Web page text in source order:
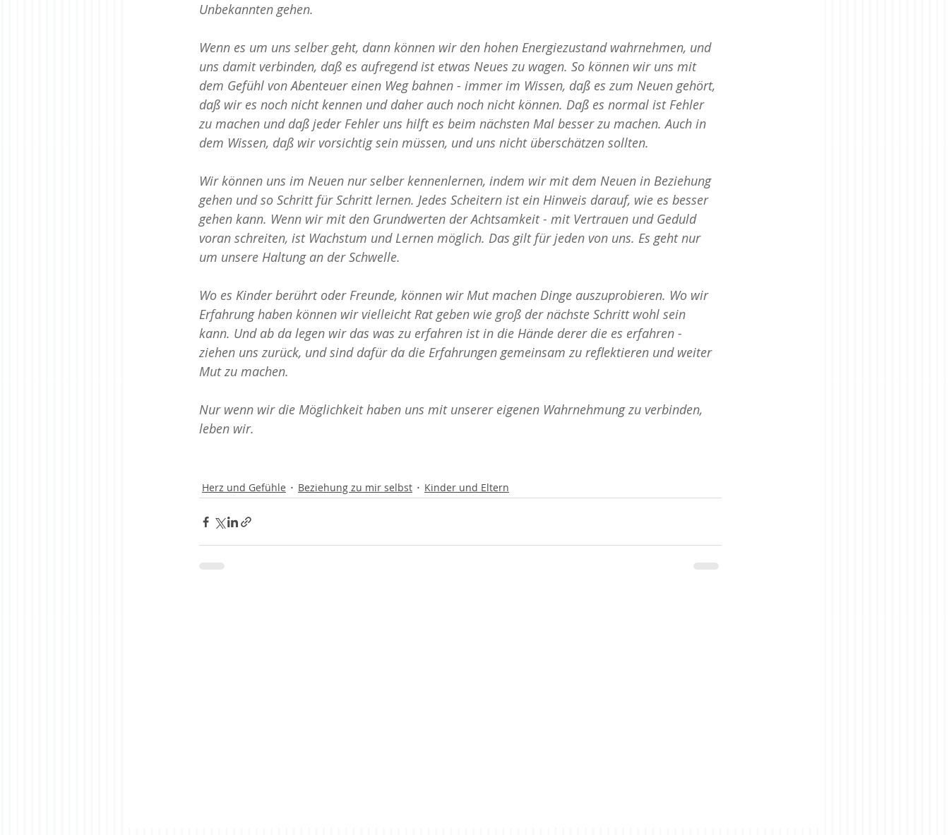
Unbekannten gehen.
Wenn es um uns selber geht, dann können wir den hohen Energiezustand wahrnehmen, und
uns damit verbinden, daß es aufregend ist etwas Neues zu wagen. So können wir uns mit
dem Gefühl von Abenteuer einen Weg bahnen - immer im Wissen, daß es zum Neuen gehört,
daß wir es noch nicht kennen und daher auch noch nicht können. Daß es normal ist Fehler
zu machen und daß jeder Fehler uns hilft es beim nächsten Mal besser zu machen. Auch in
dem Wissen, daß wir vorsichtig sein müssen, und uns nicht überschätzen sollten.
Wir können uns im Neuen nur selber kennenlernen, indem wir mit dem Neuen in Beziehung
gehen und so Schritt für Schritt lernen. Jedes Scheitern ist ein Hinweis darauf, wie es besser
gehen kann. Wenn wir mit den Grundwerten der Achtsamkeit - mit Vertrauen und Geduld
voran schreiten, ist Wachstum und Lernen möglich. Das gilt für jeden von uns. Es geht nur
um unsere Haltung an der Schwelle.
Wo es Kinder berührt oder Freunde, können wir Mut machen Dinge auszuprobieren. Wo wir
Erfahrung haben können wir vielleicht Rat geben wie groß der nächste Schritt wohl sein
kann. Und ab da legen wir das was zu erfahren ist in die Hände derer die es erfahren -
ziehen uns zurück, und sind dafür da die Erfahrungen gemeinsam zu reflektieren und weiter
Mut zu machen.
Nur wenn wir die Möglichkeit haben uns mit unserer eigenen Wahrnehmung zu verbinden,
leben wir.
Herz und Gefühle Beziehung zu mir selbst Kinder und Eltern